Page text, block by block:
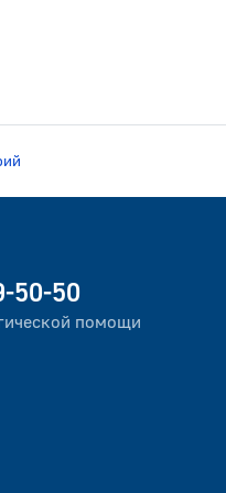
50-50
помощи